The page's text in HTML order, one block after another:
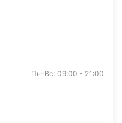
Пн-Вс: 09:00 - 21:00